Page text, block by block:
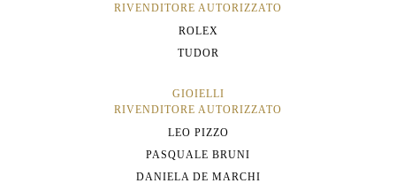
RIVENDITORE AUTORIZZATO
ROLEX
TUDOR
GIOIELLI
RIVENDITORE AUTORIZZATO
LEO PIZZO
PASQUALE BRUNI
DANIELA DE MARCHI